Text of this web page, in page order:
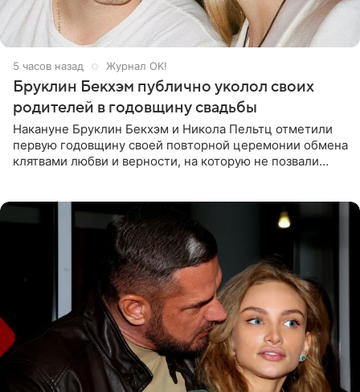
5 часов назад Журнал OK!
Бруклин Бекхэм публично уколол своих
родителей в годовщину свадьбы
Накануне Бруклин Бекхэм и Никола Пельтц отметили
первую годовщину своей повторной церемонии обмена
клятвами любви и верности, на которую не позвали